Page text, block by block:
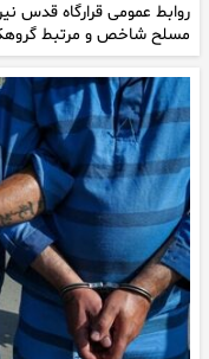
مسلح شاخص و مرتبط